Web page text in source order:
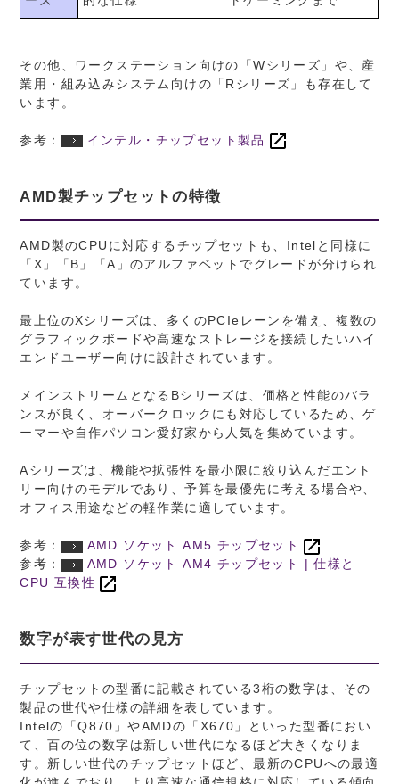
その他、ワークステーション向けの「Wシリーズ」や、産
業用・組み込みシステム向けの「Rシリーズ」も存在して
います。
参考： インテル・チップセット製品
AMD製チップセットの特徴
AMD製のCPUに対応するチップセットも、Intelと同様に
「X」「B」「A」のアルファベットでグレードが分けられ
ています。
最上位のXシリーズは、多くのPCIeレーンを備え、複数の
グラフィックボードや高速なストレージを接続したいハイ
エンドユーザー向けに設計されています。
メインストリームとなるBシリーズは、価格と性能のバラ
ンスが良く、オーバークロックにも対応しているため、ゲ
ーマーや自作パソコン愛好家から人気を集めています。
Aシリーズは、機能や拡張性を最小限に絞り込んだエント
リー向けのモデルであり、予算を最優先に考える場合や、
オフィス用途などの軽作業に適しています。
参考：
AMD ソケット AM5 チップセット
参考：
AMD ソケット AM4 チップセット | 仕様と
CPU 互換性
数字が表す世代の見方
チップセットの型番に記載されている3桁の数字は、その
製品の世代や仕様の詳細を表しています。
Intelの「Q870」やAMDの「X670」といった型番におい
て、百の位の数字は新しい世代になるほど大きくなりま
す。新しい世代のチップセットほど、最新のCPUへの最適